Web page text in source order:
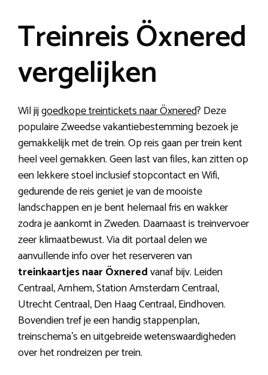
Treinreis Öxnered
vergelijken
Wil jijgoedkope treintickets naar Öxnered? Deze
populaire Zweedse vakantiebestemming bezoek je
gemakkelijk met de trein. Op reis gaan per trein kent
heel veel gemakken. Geen last van files, kan zitten op
een lekkere stoel inclusief stopcontact en Wifi,
gedurende de reis geniet je van de mooiste
landschappen en je bent helemaal fris en wakker
zodra je aankomt in Zweden. Daarnaast is treinvervoer
zeer klimaatbewust. Via dit portaal delen we
aanvullende info over het reserveren van
treinkaartjes naar Öxneredvanaf bijv. Leiden
Centraal, Arnhem, Station Amsterdam Centraal,
Utrecht Centraal, Den Haag Centraal, Eindhoven.
Bovendien tref je een handig stappenplan,
treinschema’s en uitgebreide wetenswaardigheden
over het rondreizen per trein.